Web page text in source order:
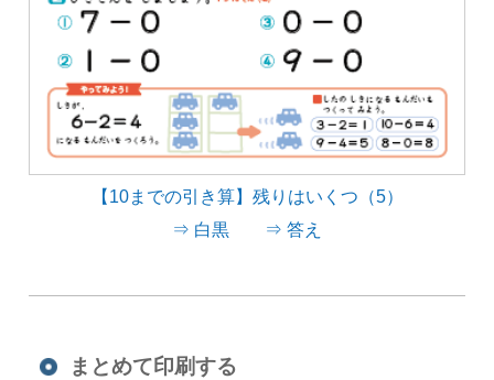
【10までの引き算】残りはいくつ（5）
⇒ 白黒
⇒ 答え
まとめて印刷する